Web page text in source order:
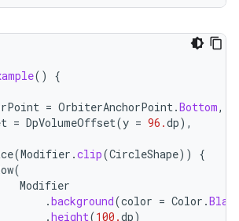
()
{
= OrbiterAnchorPoint .Bottom,
= DpVolumeOffset(y = 96.dp),
(Modifier .clip(CircleShape))
{
(
Modifier
.background(color = Color .
.height(100.dp)